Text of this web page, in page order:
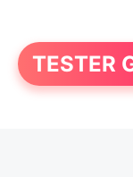
TESTER